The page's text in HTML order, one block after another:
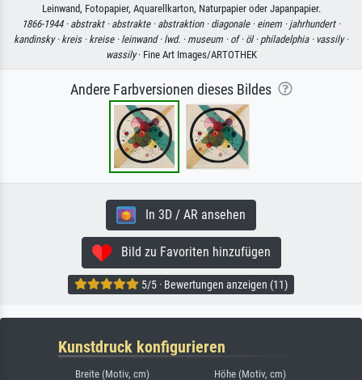
Leinwand, Fotopapier, Aquarellkarton, Naturpapier oder Japanpapier.
1866-1944 · abstrakt · abstrakte · abstraktion · diagonale · einem · jahrhundert ·
kandinsky · kreis · kreise · leinwand · lwd. · museum · of · öl · philadelphia · vassily ·
wassily· Fine Art Images/ARTOTHEK
Andere Farbversionen dieses Bildes
In 3D / AR ansehen
Bild zu Favoriten hinzufügen
5/5 · Bewertungen anzeigen (11)
Kunstdruck konfigurieren
Breite (Motiv, cm) Höhe (Motiv, cm)